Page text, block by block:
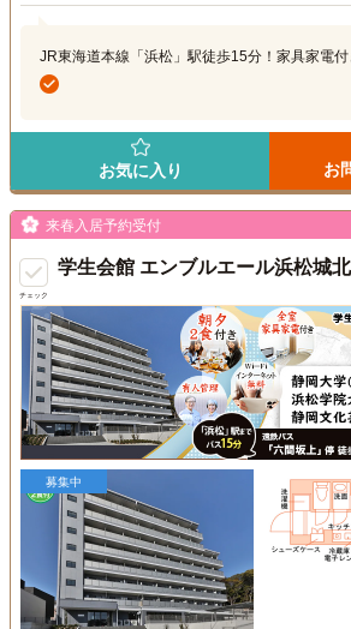
JR東海道本線「浜松」駅徒歩15分！家具家電付
お気に入り お
チェック
来春入居予約受付
学生会館 エンブルエール浜松城北
募集中